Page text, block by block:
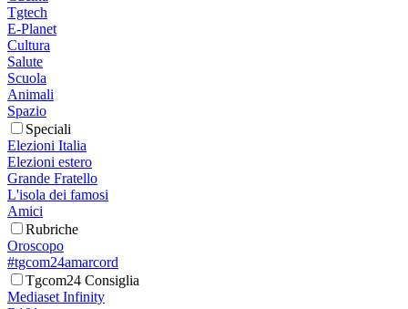
Tgtech
E-Planet
Cultura
Salute
Scuola
Animali
Spazio
Speciali
Elezioni Italia
Elezioni estero
Grande Fratello
L'isola dei famosi
Amici
Rubriche
Oroscopo
#tgcom24amarcord
Tgcom24 Consiglia
Mediaset Infinity